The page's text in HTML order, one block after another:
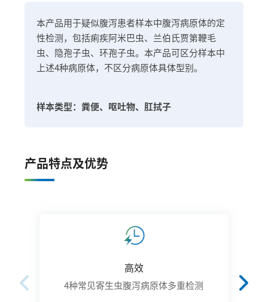
本产品用于疑似腹泻患者样本中腹泻病原体的定
性检测，包括痢疾阿米巴虫、兰伯氏贾第鞭毛
虫、隐孢子虫、环孢子虫。本产品可区分样本中
上述4种病原体，不区分病原体具体型别。
样本类型：粪便、呕吐物、肛拭子
产品特点及优势
高效
4种常见寄生虫腹泻病原体多重检测